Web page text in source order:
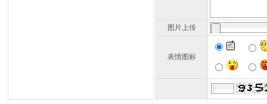
图片上传
表情图标